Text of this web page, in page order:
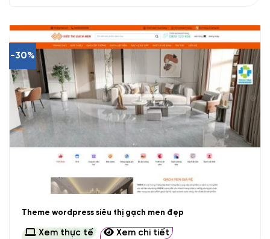
-30%
Theme wordpress siêu thị gạch men đẹp
Xem thực tế Xem chi tiết